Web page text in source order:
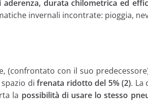
durata chilometrica ed
invernali incontrate: pioggia,
(confrontato con il suo
spazio difrenata ridotto del 5% (2). La
la possibilità di usare lo stesso